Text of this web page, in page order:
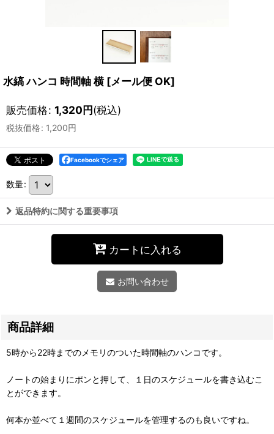
水縞 ハンコ 時間軸 横 [メール便 OK]
販売価格: 1,320円(税込)
税抜価格: 1,200円
Facebookでシェア
数量:
返品特約に関する重要事項
カートに入れる
お問い合わせ
商品詳細
5時から22時までのメモリのついた時間軸のハンコです。
ノートの始まりにポンと押して、１日のスケジュールを書き込むこ
とができます。
何本か並べて１週間のスケジュールを管理するのも良いですね。